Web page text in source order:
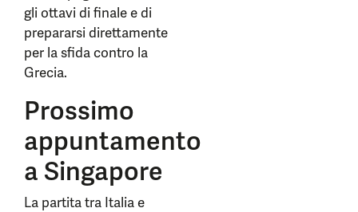
gli ottavi di finale e di
prepararsi direttamente
per la sfida contro la
Grecia.
Prossimo
appuntamento
a Singapore
La partita tra Italia e